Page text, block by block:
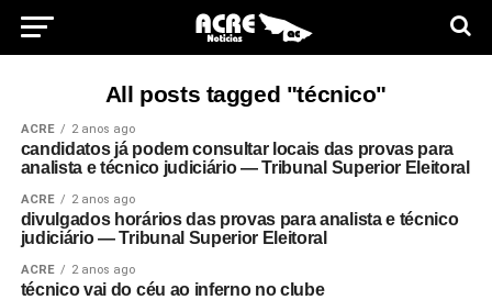
All posts tagged "técnico"
ACRE 2 anos ago
candidatos já podem consultar locais das provas para
analista e técnico judiciário — Tribunal Superior Eleitoral
ACRE 2 anos ago
divulgados horários das provas para analista e técnico
judiciário — Tribunal Superior Eleitoral
ACRE 2 anos ago
técnico vai do céu ao inferno no clube